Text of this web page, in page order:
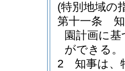
(特別地域の
第十一条
園計画に
ができる。
2
知事は、